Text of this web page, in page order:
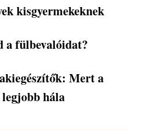
kisgyermekeknek
a fülbevalóidat?
Mert a
hála